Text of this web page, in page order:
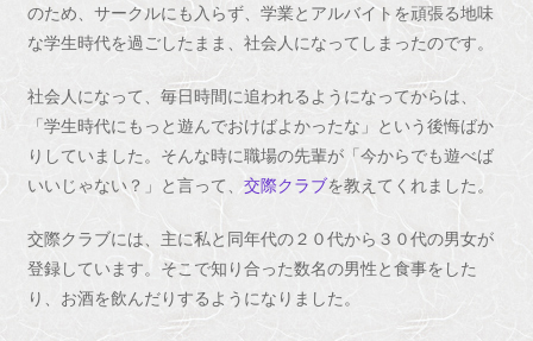
のため、サークルにも入らず、学業とアルバイトを頑張る地味
な学生時代を過ごしたまま、社会人になってしまったのです。
社会人になって、毎日時間に追われるようになってからは、
「学生時代にもっと遊んでおけばよかったな」という後悔ばか
りしていました。そんな時に職場の先輩が「今からでも遊べば
いいじゃない？」と言って、交際クラブを教えてくれました。
交際クラブには、主に私と同年代の２０代から３０代の男女が
登録しています。そこで知り合った数名の男性と食事をした
り、お酒を飲んだりするようになりました。